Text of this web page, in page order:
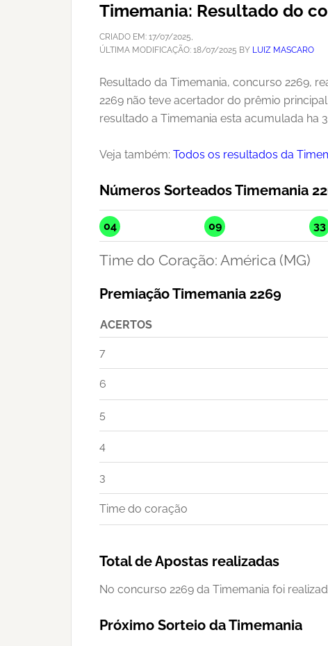
Timemania: Resultado do
CRIADO EM: 17/07/2025,
ÚLTIMA MODIFICAÇÃO: 18/07/2025 BY LUIZ MASCARO
Resultado da Timemania, concurso 2269,
2269 não teve acertador do prêmio
resultado a Timemania esta acumulada ha
Veja também: Todos os resultados da
Números Sorteados Timemania
04 09 33
Time do Coração: América (MG)
Premiação Timemania 2269
ACERTOS
7
6
5
4
3
Time do coração
Total de Apostas realizadas
No concurso 2269 da Timemania foi
Próximo Sorteio da Timemania